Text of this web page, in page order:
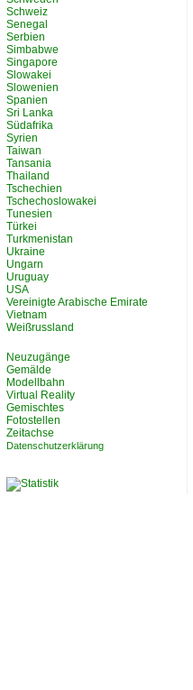
Schweiz
Senegal
Serbien
Simbabwe
Singapore
Slowakei
Slowenien
Spanien
Sri Lanka
Südafrika
Syrien
Taiwan
Tansania
Thailand
Tschechien
Tschechoslowakei
Tunesien
Türkei
Turkmenistan
Ukraine
Ungarn
Uruguay
USA
Vereinigte Arabische Emirate
Vietnam
Weißrussland
Neuzugänge
Gemälde
Modellbahn
Virtual Reality
Gemischtes
Fotostellen
Zeitachse
Datenschutzerklärung